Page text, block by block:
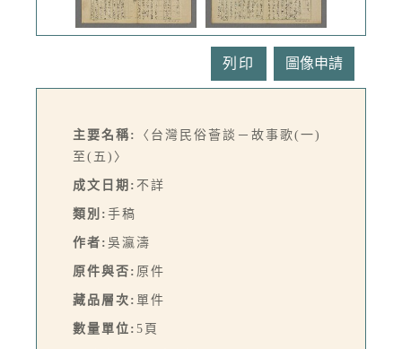
列印
主要名稱:
〈台灣民俗薈談－故事歌(一)
至(五)〉
成文日期: 不詳
類別: 手稿
作者: 吳瀛濤
原件與否: 原件
藏品層次: 單件
數量單位: 5頁